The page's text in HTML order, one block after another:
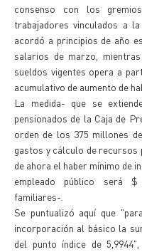
consenso con los
trabajadores vinculados a
acordó a principios de año
salarios de marzo,
sueldos vigentes opera a
acumulativo de aumento de
La medida- que se
pensionados de la Caja de
orden de los 375 millones
gastos y cálculo de recursos
de ahora el haber mínimo de
empleado público será $
familiares-.
Se puntualizó aquí que
incorporación al básico la
del punto índice de